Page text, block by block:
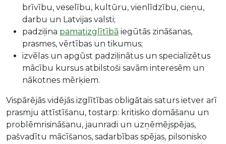
brīvību, veselību, kultūru, vienlīdzību, cieņu,
darbu un Latvijas valsti;
padziļina pamatizglītībā iegūtās zināšanas,
prasmes, vērtības un tikumus;
izvēlas un apgūst padziļinātus un specializētus
mācību kursus atbilstoši savām interesēm un
nākotnes mērķiem.
Vispārējās vidējās izglītības obligātais saturs ietver arī
prasmju attīstīšanu, tostarp: kritisko domāšanu un
problēmrisināšanu, jaunradi un uzņēmējspējas,
pašvadītu mācīšanos, sadarbības spējas, pilsonisko